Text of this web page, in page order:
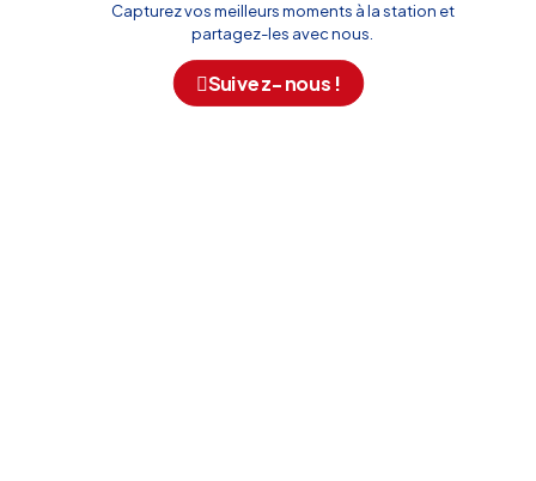
Capturez vos meilleurs moments à la station et
partagez-les avec nous.
Suivez-nous !